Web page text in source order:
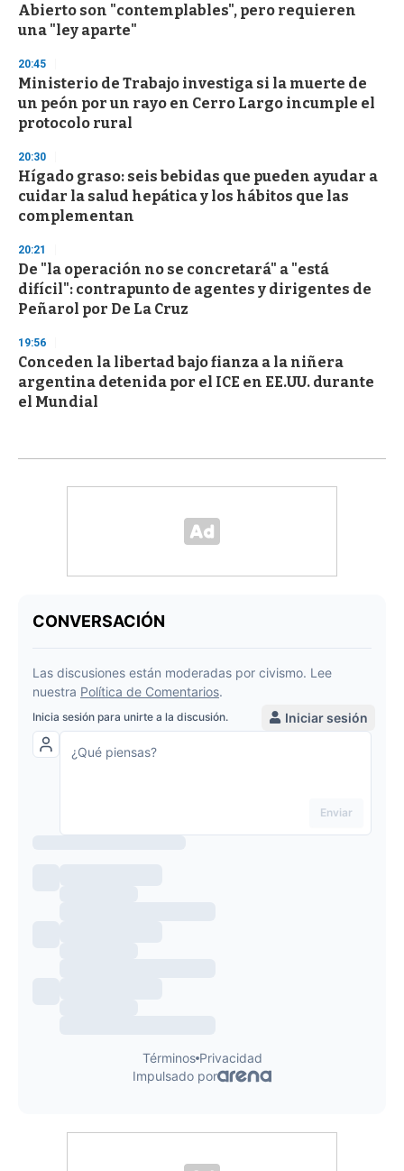
Abierto son "contemplables", pero requieren
una "ley aparte"
20:45
Ministerio de Trabajo investiga si la muerte de
un peón por un rayo en Cerro Largo incumple el
protocolo rural
20:30
Hígado graso: seis bebidas que pueden ayudar a
cuidar la salud hepática y los hábitos que las
complementan
20:21
De "la operación no se concretará" a "está
difícil": contrapunto de agentes y dirigentes de
Peñarol por De La Cruz
19:56
Conceden la libertad bajo fianza a la niñera
argentina detenida por el ICE en EE.UU. durante
el Mundial